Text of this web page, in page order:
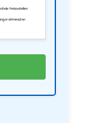
freizustellen
vier Wochen